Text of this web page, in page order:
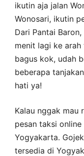
ikutin aja jalan
Wonosari, ikutin
Dari Pantai
menit lagi ke arah
bagus kok, udah
beberapa
hati ya!
Kalau nggak mau
pesan taksi
Yogyakarta.
tersedia di